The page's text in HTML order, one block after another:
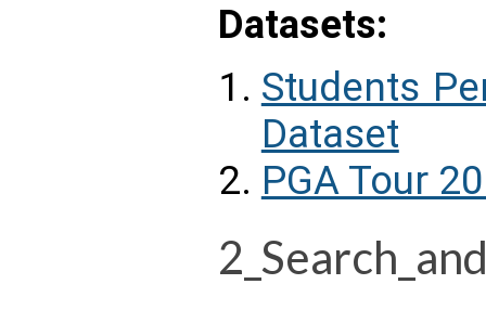
Datasets:
Students
Dataset
PGA Tour